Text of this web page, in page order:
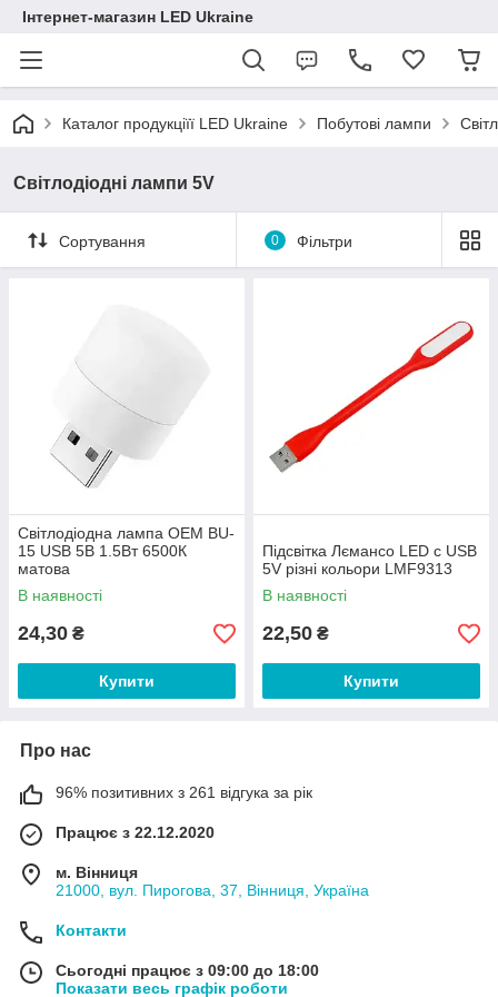
Інтернет-магазин LED Ukraine
Каталог продукціїї LED Ukraine Побутові лампи
Світлодіодні лампи 5V
Сортування 0 Фільтри
Світлодіодна лампа OEM BU-
15 USB 5В 1.5Вт 6500К
матова
В наявності
24,30 ₴
Купити
Підсвітка Лємансо LED с USB
5V різні кольори LMF9313
В наявності
22,50 ₴
Купити
Про нас
96% позитивних з 261 відгука за рік
Працює з 22.12.2020
м. Вінниця
21000, вул. Пирогова, 37, Вінниця, Україна
Контакти
Сьогодні працює з 09:00 до 18:00
Показати весь графік роботи